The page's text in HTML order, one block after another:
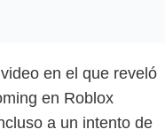
en el que reveló
en Roblox
a un intento de